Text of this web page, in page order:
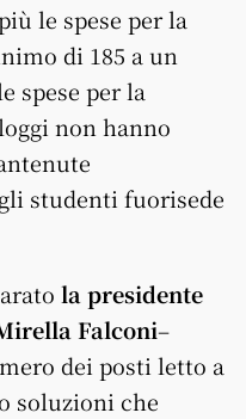
le spese per la
di 185 a un
spese per la
non hanno
studenti fuorisede
la presidente
Falconi–
dei posti letto a
soluzioni che